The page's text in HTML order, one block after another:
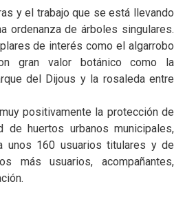
y el trabajo que se está llevando
ordenanza de árboles singulares.
de interés como el algarrobo
gran valor botánico como la
del Dijous y la rosaleda entre
positivamente la protección de
huertos urbanos municipales,
unos 160 usuarios titulares y de
más usuarios, acompañantes,